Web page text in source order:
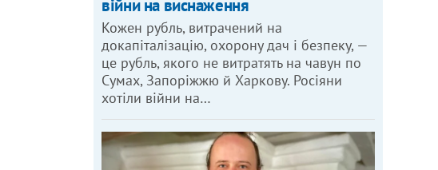
війни на виснаження
Кожен рубль, витрачений на
докапіталізацію, охорону дач і безпеку, —
це рубль, якого не витратять на чавун по
Сумах, Запоріжжю й Харкову. Росіяни
хотіли війни на…